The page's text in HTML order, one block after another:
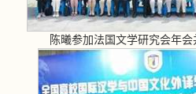
陈曦参加法国文学研究会年